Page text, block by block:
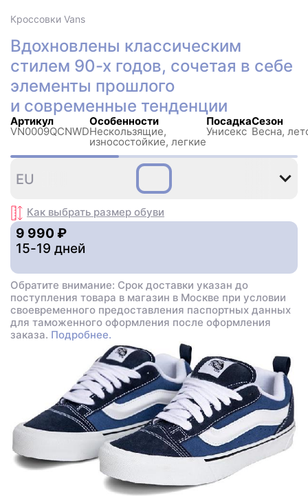
Кроссовки Vans
Вдохновлены классическим
стилем 90-х годов, сочетая в себе
элементы прошлого
и современные тенденции
Артикул
VN0009QCNWD
Особенности
Нескользящиe,
износостойкие, легкие
Посадка
Унисекс
Сезон
Весна,
37
EU
Как выбрать размер обуви
9 990 ₽
15-19 дней
Обратите внимание: Срок доставки указан до
поступления товара в магазин в Москве при условии
своевременного предоставления паспортных данных
для таможенного оформления после оформления
заказа. Подробнее.